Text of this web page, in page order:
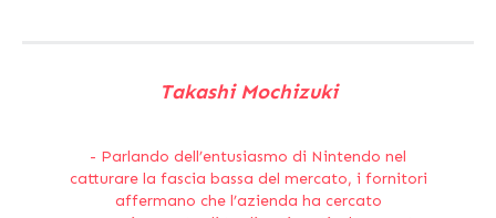
Takashi Mochizuki
Parlando dell’entusiasmo di Nintendo nel
catturare la fascia bassa del mercato, i fornitori
affermano che l’azienda ha cercato